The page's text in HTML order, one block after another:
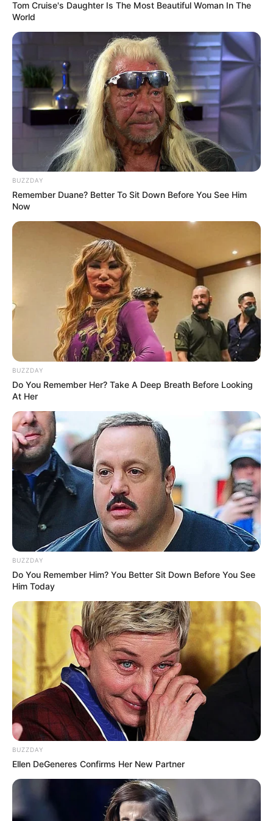
ΓΙΑΤΙ ΑΠΟΦΑΣΗΣΑ ΝΑ
ΓΡΑΨΩ
ΠΟΙΟΣ ΣΚΟΤΩΣΕ ΤΟΝ
ΚΑΠΟΔΙΣΤΡΙΑ;;[Η δολοφονία
του Καποδίστρια – Ποιοι
ήταν οι πραγματικοί...
Υγειονομικοί: Επιστολή-κόλαφος στην
επέτειο των αναστολών..
Παρασκευή, 2 Σεπτεμβρίου 2022, 15:39
Υγειονομικοί: Επιστολή-κόλαφος στην επέτειο των...
REINER FUELLMICH ΓΙΑ ΤΗΝ
ΝΥΡΕΜΒΕΡΓΗ 2: «ΣΕ 2 ΕΩΣ 3
ΕΒΔΟΜΑΔΕΣ, ΘΑ...
Η Εκδικητική μανία της
κυβέρνησης Μητσοτάκη
εναντίον αυτού που έβγαλε
την αλήθεια...
ΗΠΑ: Ο Αμερικανικός
Ερυθρός Σταυρός πιάστηκε
να αναμειγνύει αίμα
εμβολιασμένων με αίμα...
Ο Τραμπ αποκαλύπτει τον
προειδοποιεί «Βρισκόμαστε
στην πιο επικίνδυνη...
Email address:
Tom Cruise's Daughter Is The Most Beautiful Woman In The
World
BUZZDAY
Remember Duane? Better To Sit Down Before You See Him
Now
BUZZDAY
Do You Remember Her? Take A Deep Breath Before Looking
At Her
BUZZDAY
Do You Remember Him? You Better Sit Down Before You See
Him Today
BUZZDAY
Ellen DeGeneres Confirms Her New Partner